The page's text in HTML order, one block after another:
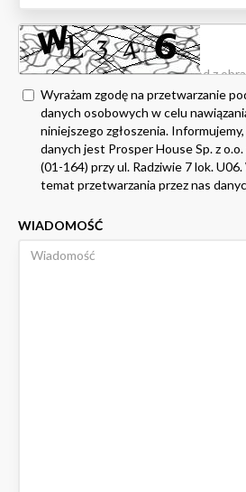
Wyrażam zgodę na przetwarzanie
danych osobowych w celu
niniejszego zgłoszenia.
danych jest Prosper House Sp. z
(01-164) przy ul. Radziwie 7 lok.
temat przetwarzania przez nas
WIADOMOŚĆ